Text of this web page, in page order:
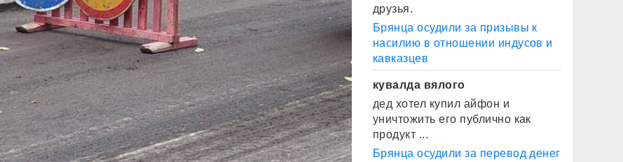
друзья.
Брянца осудили за призывы к
насилию в отношении индусов и
кавказцев
кувалда вялого
дед хотел купил айфон и
уничтожить его публично как
продукт ...
Брянца осудили за перевод денег